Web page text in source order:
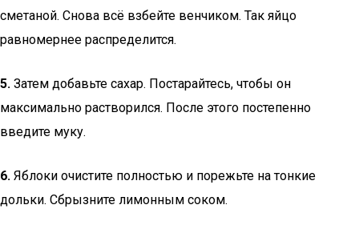
сметаной. Снова всё взбейте венчиком. Так яйцо
равномернее распределится.
5. Затем добавьте сахар. Постарайтесь, чтобы он
максимально растворился. После этого постепенно
введите муку.
6. Яблоки очистите полностью и порежьте на тонкие
дольки. Сбрызните лимонным соком.